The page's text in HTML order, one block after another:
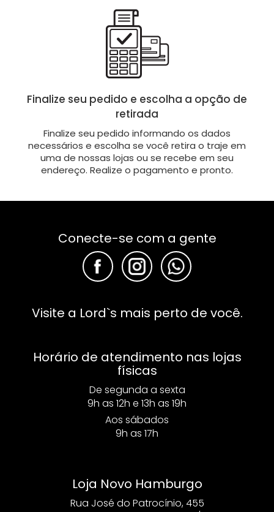
Finalize seu pedido e escolha a opção de
retirada
Finalize seu pedido informando os dados
necessários e escolha se você retira o traje em
uma de nossas lojas ou se recebe em seu
endereço. Realize o pagamento e pronto.
Conecte-se com a gente
F F F
Visite a Lord`s mais perto de você.
Horário de atendimento nas lojas
físicas
De segunda a sexta
9h as 12h e 13h as 19h
Aos sábados
9h as 17h
Loja Novo Hamburgo
Rua José do Patrocínio, 455